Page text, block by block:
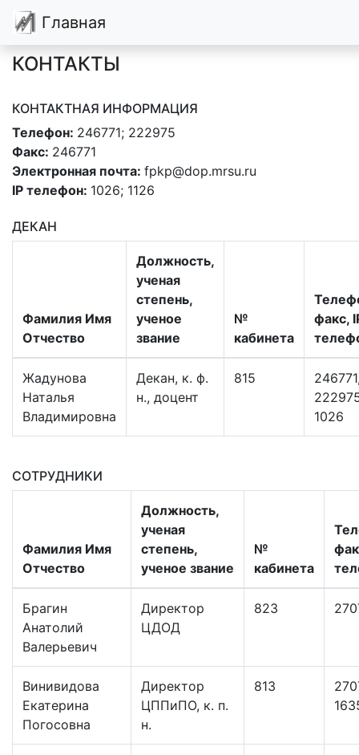
Главная
КОНТАКТЫ
КОНТАКТНАЯ ИНФОРМАЦИЯ
Телефон: 246771; 222975
Факс: 246771
Электронная почта: fpkp@dop.mrsu.ru
IP телефон: 1026; 1126
ДЕКАН
Фамилия Имя
Отчество
Должность,
ученая
степень,
ученое
звание
№
кабинета
факс,
Жадунова
Наталья
Владимировна
Декан, к. ф.
н., доцент
815
1026
СОТРУДНИКИ
Фамилия Имя
Отчество
Должность,
ученая
степень,
ученое звание
№
кабинета
Брагин
Анатолий
Валерьевич
Директор
ЦДОД
823
Винивидова
Екатерина
Погосовна
Директор
ЦППиПО, к. п.
н.
813